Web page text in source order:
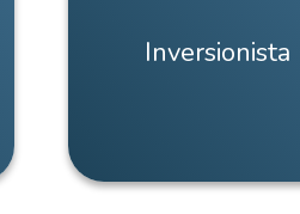
Inversionista